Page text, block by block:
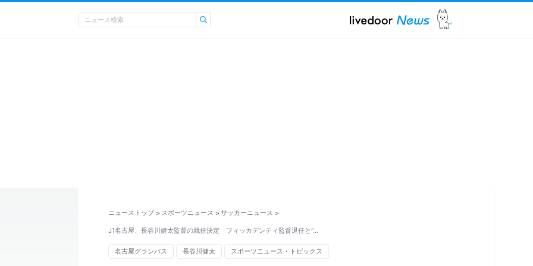
ニューストップ > スポーツニュース > サッカーニュース >
J1名古屋、長谷川健太監督の就任決定 フィッカデンティ監督退任と“…
名古屋グランパス 長谷川健太 スポーツニュース・トピックス